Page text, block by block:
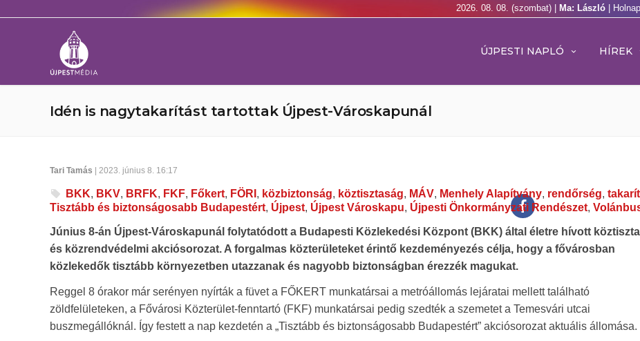
2026. 08. 08. (szombat) | Ma: László |
ÚJPESTI NAPLÓ HÍREK
Idén is nagytakarítást tartottak Újpest-Városkapunál
Tari Tamás | 2023. június 8. 16:17
BKK, BKV, BRFK, FKF, Főkert, FÖRI , közbiztonság, köztisztaság, MÁV, Menhely Alapítvány, rendőrség,
Tisztább és biztonságosabb Budapestért, Újpest, Újpest Városkapu, Újpesti Önkormányzati Rendészet,
Június 8-án Újpest-Városkapunál folytatódott a Budapesti Közlekedési Központ (BKK) által életre hívott
és közrendvédelmi akciósorozat. A forgalmas közterületeket érintő kezdeményezés célja, hogy a fővárosban
közlekedők tisztább környezetben utazzanak és nagyobb biztonságban érezzék magukat.
Reggel 8 órakor már serényen nyírták a füvet a FŐKERT munkatársai a metróállomás lejáratai mellett található
zöldfelületeken, a Fővárosi Közterület-fenntartó (FKF) munkatársai pedig szedték a szemetet a Temesvári utcai
buszmegállóknál. Így festett a nap kezdetén a „Tisztább és biztonságosabb Budapestért” akciósorozat aktuális állomása.